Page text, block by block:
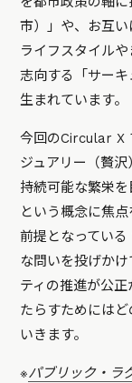
市）」や、お互
ライフスタイル
志向する「サー
生まれています。
今回のCircular X
ジュアリー（贅
持続可能な繁栄を
という概念に焦
前提となってい
な問いを投げか
ティの推進が公
たらすためには
いきます。
※パブリック・ラ